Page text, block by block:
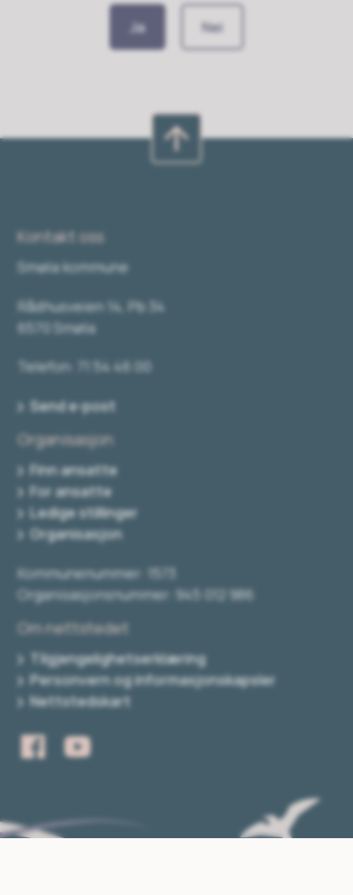
Ja Nei
Kontakt oss
Smøla kommune
Rådhusveien 14, Pb 34
6570 Smøla
Telefon: 71 54 46 00
Send e-post
Organisasjon
Finn ansatte
For ansatte
Ledige stillinger
Organisasjon
Kommunenummer: 1573
Organisasjonsnummer: 945 012 986
Om nettstedet
Tilgjengelighetserklæring
Personvern og informasjonskapsler
Nettstedskart